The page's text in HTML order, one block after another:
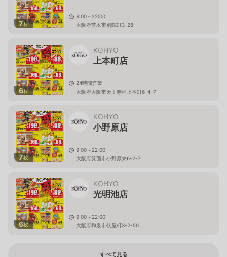
7枚
8:00～22:00
大阪府茨木市別院町3-28
6枚
KOHYO
上本町店
24時間営業
大阪府大阪市天王寺区上本町6-4-7
7枚
KOHYO
小野原店
9:00～22:00
大阪府箕面市小野原東6-2-7
6枚
KOHYO
光明池店
9:00～22:00
大阪府和泉市伏屋町3-2-50
すべて見る